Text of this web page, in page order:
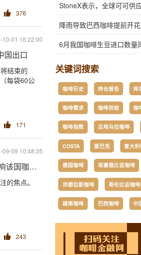
376
10-01 16:22:00
国出口
结束的
每袋60公
171
09-09 10:48:35
该国咖啡正常出口
的焦点。
243
6月我国咖啡生豆进口数量
关键词搜索
咖啡历史 持仓报告 库
咖啡需求 咖啡供给 咖
咖啡指数 瓜地马拉咖啡
COSTA 星巴克 意大
德国咖啡 埃塞俄比亚咖啡
洪都拉斯咖啡 哥伦比亚咖啡
越南咖啡 巴西咖啡 中